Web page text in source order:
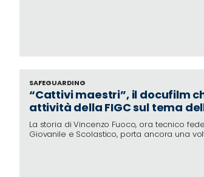
Social media
SAFEGUARDING
“Cattivi maestri”, il docufilm
attività della FIGC sul tema
La storia di Vincenzo Fuoco, ora tecnico
Giovanile e Scolastico, porta ancora una